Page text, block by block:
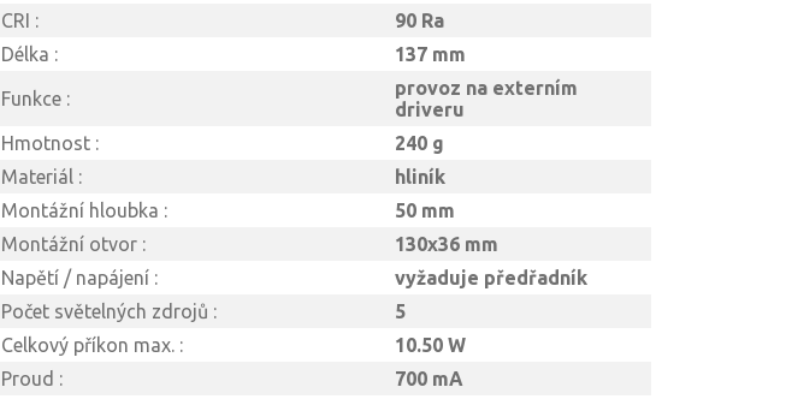
CRI :
90 Ra
Délka :
137 mm
Funkce :
provoz na externím
driveru
Hmotnost :
240 g
Materiál :
hliník
Montážní hloubka :
50 mm
Montážní otvor :
130x36 mm
Napětí / napájení :
vyžaduje předřadník
Počet světelných zdrojů :
5
Celkový příkon max. :
10.50 W
Proud :
700 mA